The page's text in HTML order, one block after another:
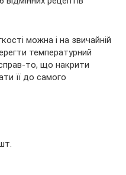
можна і на звичайній
температурний
то, що накрити
її до самого